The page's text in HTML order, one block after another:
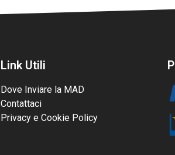
Link Utili
Dove Inviare la MAD
Contattaci
Privacy e Cookie Policy